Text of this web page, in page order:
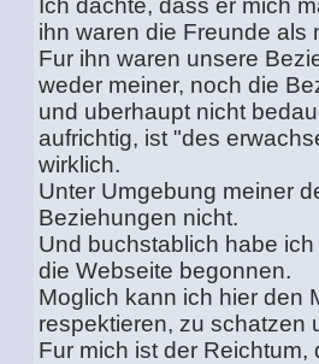
Ich dachte, dass er mich
ihn waren die Freunde
Fur ihn waren unsere
weder meiner, noch die
und uberhaupt nicht
aufrichtig, ist "des
wirklich.
Unter Umgebung meiner
Beziehungen nicht.
Und buchstablich habe
die Webseite begonnen.
Moglich kann ich hier den
respektieren, zu schatzen
Fur mich ist der